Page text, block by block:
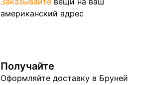
американский адрес
Получайте
Оформляйте доставку в Бруней